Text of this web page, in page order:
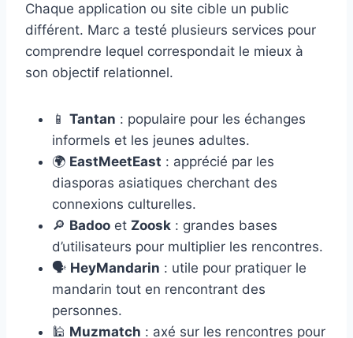
Chaque application ou site cible un public
différent. Marc a testé plusieurs services pour
comprendre lequel correspondait le mieux à
son objectif relationnel.
📱 Tantan : populaire pour les échanges
informels et les jeunes adultes.
🌍 EastMeetEast : apprécié par les
diasporas asiatiques cherchant des
connexions culturelles.
🔎 Badoo et Zoosk : grandes bases
d’utilisateurs pour multiplier les rencontres.
🗣️ HeyMandarin : utile pour pratiquer le
mandarin tout en rencontrant des
personnes.
🕌 Muzmatch : axé sur les rencontres pour